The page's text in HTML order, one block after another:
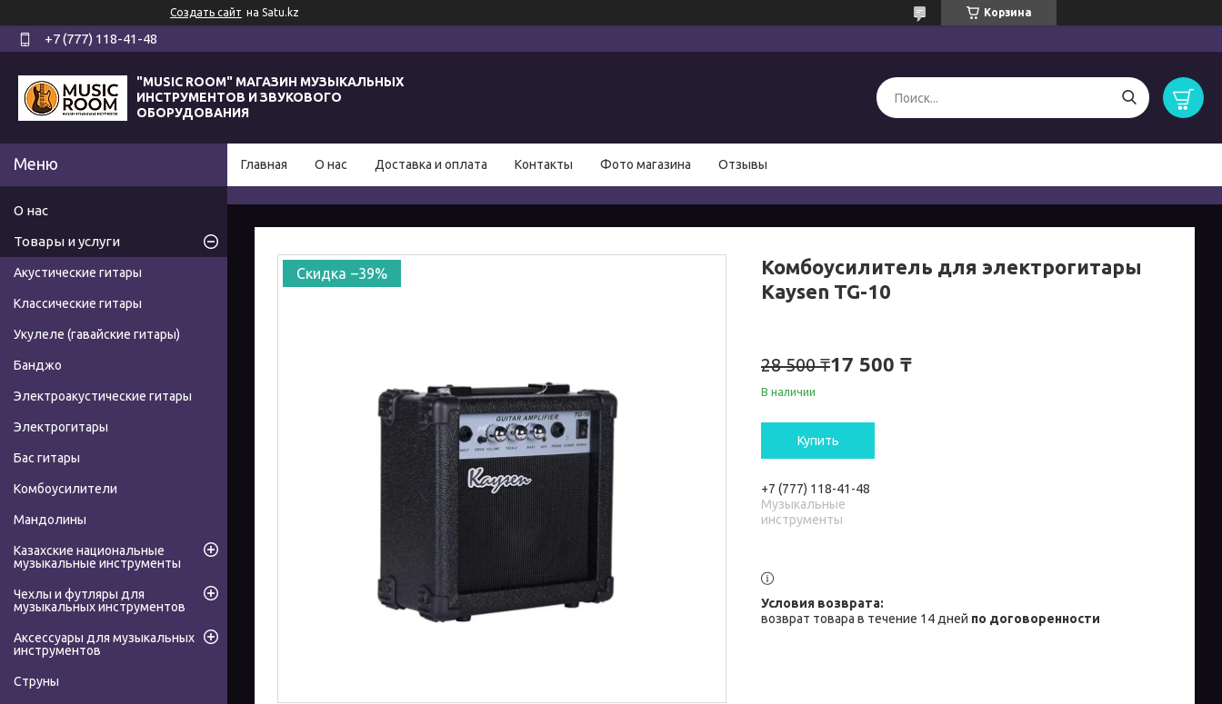
Создать сайт на Satu.kz Корзина
+7 (777) 118-41-48
"MUSIC ROOM" МАГАЗИН МУЗЫКАЛЬНЫХ
ИНСТРУМЕНТОВ И ЗВУКОВОГО
ОБОРУДОВАНИЯ
Главная О нас Доставка и оплата Контакты Фото магазина Отзывы
–39%
Комбоусилитель для электрогитары
Kaysen TG-10
28 500 ₸17 500 ₸
В наличии
Купить
+7 (777) 118-41-48
Музыкальные
инструменты
возврат товара в течение 14 дней по договоренности
О нас
Товары и услуги
Акустические гитары
Классические гитары
Укулеле (гавайские гитары)
Банджо
Электроакустические гитары
Электрогитары
Бас гитары
Комбоусилители
Мандолины
Казахские национальные
музыкальные инструменты
Чехлы и футляры для
музыкальных инструментов
Аксессуары для музыкальных
инструментов
Струны